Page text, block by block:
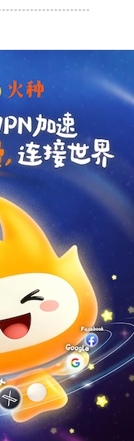
支持 [0] 反对[0]
支持[0] 反对
支持[0] 反对[0]
黑豹加速器